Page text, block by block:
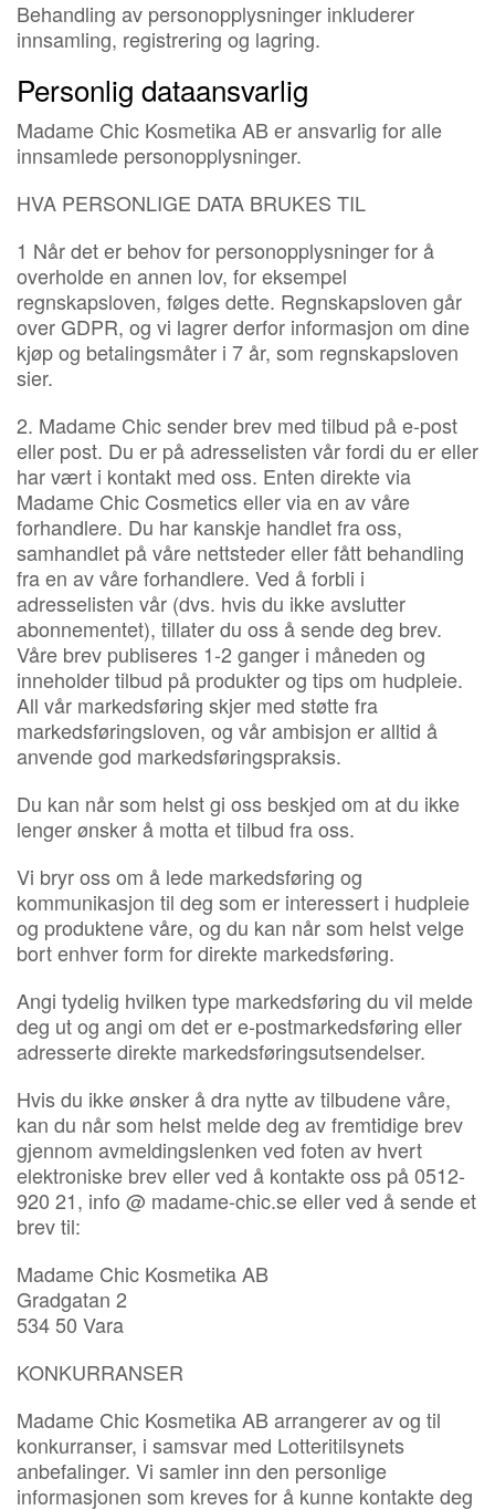
Behandling av personopplysninger inkluderer
innsamling, registrering og lagring.
Personlig dataansvarlig
Madame Chic Kosmetika AB er ansvarlig for alle
innsamlede personopplysninger.
HVA PERSONLIGE DATA BRUKES TIL
1 Når det er behov for personopplysninger for å
overholde en annen lov, for eksempel
regnskapsloven, følges dette. Regnskapsloven går
over GDPR, og vi lagrer derfor informasjon om dine
kjøp og betalingsmåter i 7 år, som regnskapsloven
sier.
2. Madame Chic sender brev med tilbud på e-post
eller post. Du er på adresselisten vår fordi du er eller
har vært i kontakt med oss. Enten direkte via
Madame Chic Cosmetics eller via en av våre
forhandlere. Du har kanskje handlet fra oss,
samhandlet på våre nettsteder eller fått behandling
fra en av våre forhandlere. Ved å forbli i
adresselisten vår (dvs. hvis du ikke avslutter
abonnementet), tillater du oss å sende deg brev.
Våre brev publiseres 1-2 ganger i måneden og
inneholder tilbud på produkter og tips om hudpleie.
All vår markedsføring skjer med støtte fra
markedsføringsloven, og vår ambisjon er alltid å
anvende god markedsføringspraksis.
Du kan når som helst gi oss beskjed om at du ikke
lenger ønsker å motta et tilbud fra oss.
Vi bryr oss om å lede markedsføring og
kommunikasjon til deg som er interessert i hudpleie
og produktene våre, og du kan når som helst velge
bort enhver form for direkte markedsføring.
Angi tydelig hvilken type markedsføring du vil melde
deg ut og angi om det er e-postmarkedsføring eller
adresserte direkte markedsføringsutsendelser.
Hvis du ikke ønsker å dra nytte av tilbudene våre,
kan du når som helst melde deg av fremtidige brev
gjennom avmeldingslenken ved foten av hvert
elektroniske brev eller ved å kontakte oss på 0512-
920 21, info @ madame-chic.se eller ved å sende et
brev til:
Madame Chic Kosmetika AB
Gradgatan 2
534 50 Vara
KONKURRANSER
Madame Chic Kosmetika AB arrangerer av og til
konkurranser, i samsvar med Lotteritilsynets
anbefalinger. Vi samler inn den personlige
informasjonen som kreves for å kunne kontakte deg